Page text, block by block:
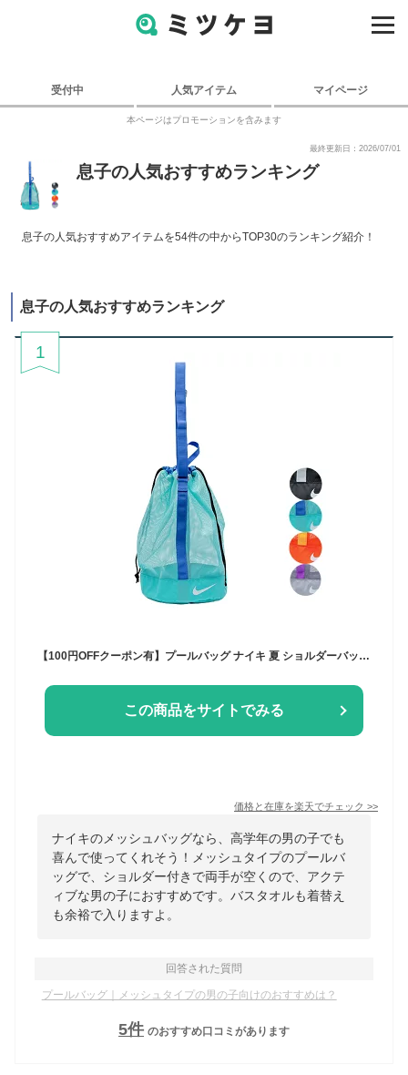
受付中 人気アイテム マイページ
本ページはプロモーションを含みます
最終更新日：2026/07/01
息子の人気おすすめランキング
息子の人気おすすめアイテムを54件の中からTOP30のランキング紹介！
息子の人気おすすめランキング
1
この商品をサイトでみる
価格と在庫を楽天でチェック >>
ナイキのメッシュバッグなら、高学年の男の子でも
喜んで使ってくれそう！メッシュタイプのプールバ
ッグで、ショルダー付きで両手が空くので、アクテ
ィブな男の子におすすめです。バスタオルも着替え
も余裕で入りますよ。
回答された質問
プールバッグ｜メッシュタイプの男の子向けのおすすめは？
5件 のおすすめ口コミがあります